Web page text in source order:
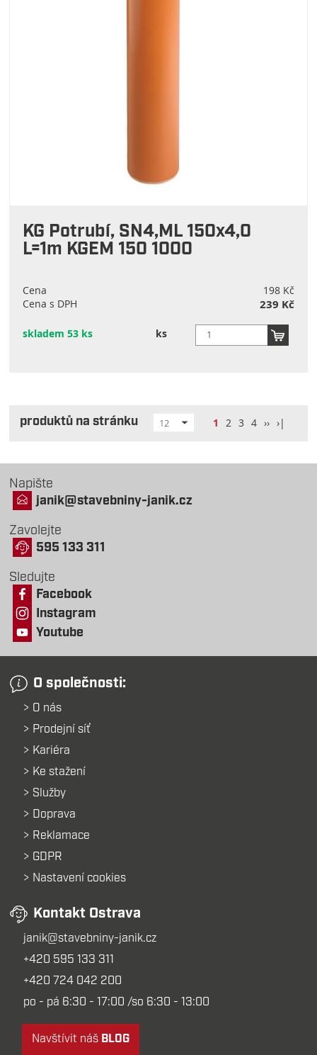
KG Potrubí, SN4,ML 150x4,0
L=1m KGEM 150 1000
Cena
198 Kč
Cena s DPH
239 Kč
skladem 53 ks ks
produktů na stránku 12 1 2 3 4 ›› ›|
Napište
janik@stavebniny-janik.cz
Zavolejte
595 133 311
Sledujte
Facebook
Instagram
Youtube
O společnosti:
O nás
Prodejní síť
Kariéra
Ke stažení
Služby
Doprava
Reklamace
GDPR
Nastavení cookies
Kontakt Ostrava
janik@stavebniny-janik.cz
+420 595 133 311
+420 724 042 200
po - pá 6:30 - 17:00 /so 6:30 - 13:00
Navštívit náš BLOG